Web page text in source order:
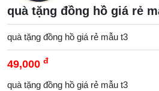
quà tặng đồng hồ giá rẻ
quà tặng đồng hồ giá rẻ mẫu t3
49,000 đ
quà tặng đồng hồ giá rẻ mẫu t3